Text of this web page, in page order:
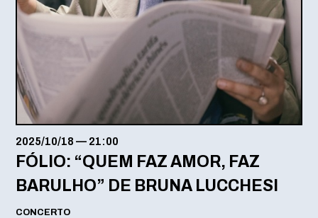
2025/10/18 — 21:00
FÓLIO: “QUEM FAZ AMOR, FAZ
BARULHO” DE BRUNA LUCCHESI
CONCERTO